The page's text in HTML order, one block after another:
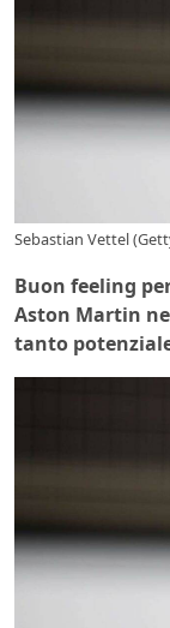
Sebastian Vettel
Buon feeling
Aston Martin
tanto